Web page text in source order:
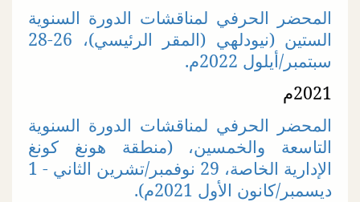
المحضر الحرفي لمناقشات الدورة السنوية
الستين (نيودلهي (المقر الرئيسي)، 26-28
سبتمبر/أيلول 2022م.
2021م
المحضر الحرفي لمناقشات الدورة السنوية
التاسعة والخمسين، (منطقة هونغ كونغ
الإدارية الخاصة، 29 نوفمبر/تشرين الثاني - 1
ديسمبر/كانون الأول 2021م).